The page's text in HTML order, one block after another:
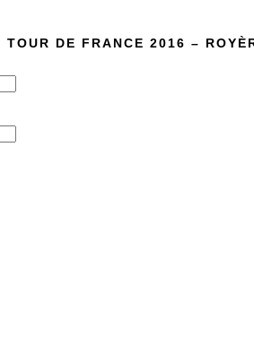
TOUR DE FRANCE 2016 –